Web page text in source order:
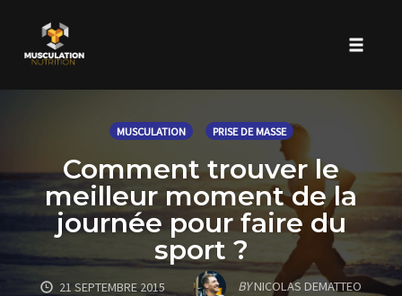
MUSCULATION PRISE DE MASSE
Comment trouver le
meilleur moment de la
journée pour faire du
sport ?
21 SEPTEMBRE 2015 BYNICOLAS DEMATTEO